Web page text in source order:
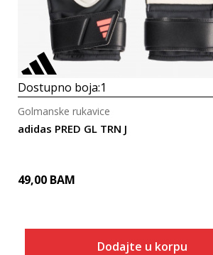
Dostupno boja:1
adidas PRED GL TRN J
Golmanske rukavice
49,00 BAM
Dodajte u korpu